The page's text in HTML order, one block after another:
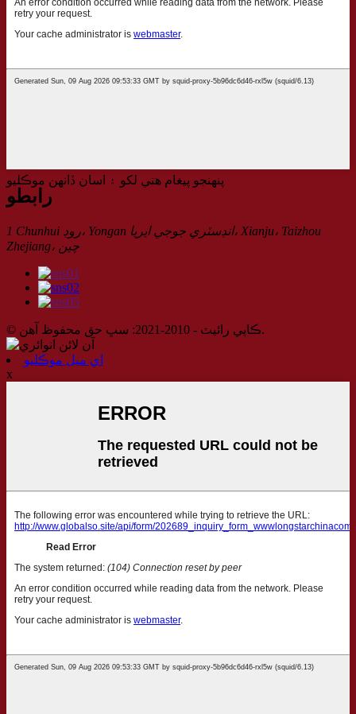
پنهنجو پيغام هتي لکو ۽ اسان ڏانهن موڪليو
رابطو
1 Chunhui روڊ، Yongan انڊسٽري جوجي ايريا، Xianju، Taizhou
Zhejiang، چين
© ڪاپي رائيٽ - 2010-2021: سڀ حق محفوظ آهن.
اي ميل موڪليو
x